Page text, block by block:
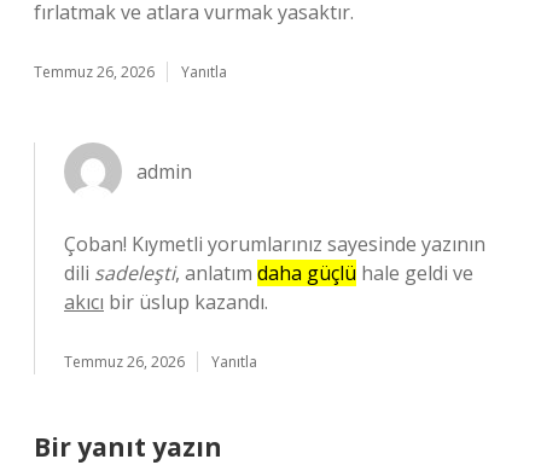
fırlatmak ve atlara vurmak yasaktır.
Temmuz 26, 2026 Yanıtla
admin
Çoban! Kıymetli yorumlarınız sayesinde yazının
dili sadeleşti, anlatım daha güçlü hale geldi ve
akıcı bir üslup kazandı.
Temmuz 26, 2026 Yanıtla
Bir yanıt yazın